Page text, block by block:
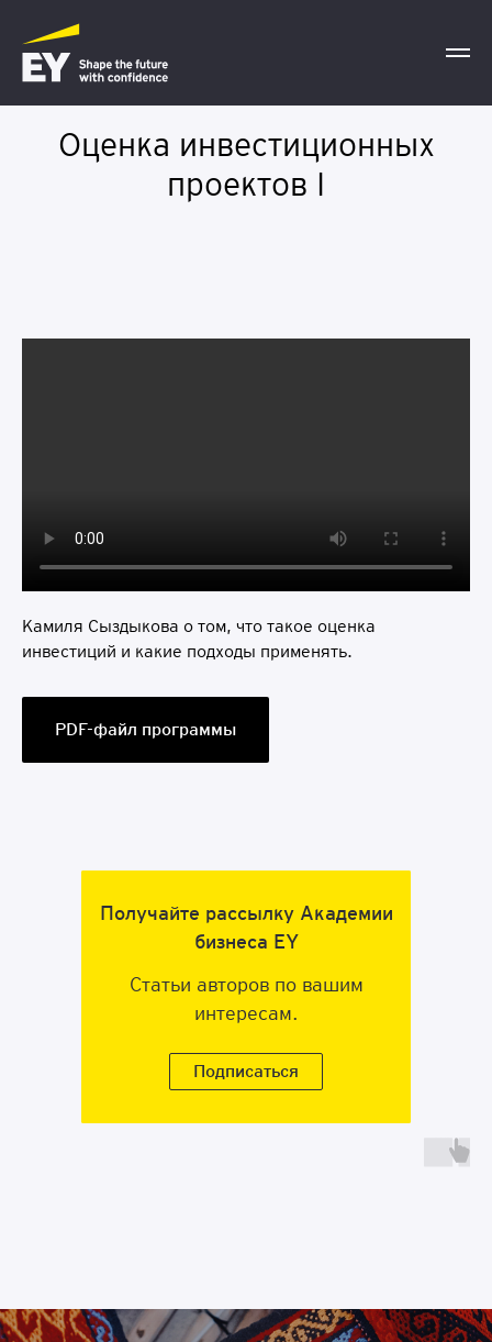
Оценка инвестиционных
проектов I
Камиля Сыздыкова о том, что такое оценка
инвестиций и какие подходы применять.
PDF-файл программы
Подробнее
Узнайте подробнее по ссылке
Программа включает бизнес-игры
и тимбилдинги
Подписаться
Статьи авторов по вашим
интересам.
Получайте рассылку Академии
бизнеса EY